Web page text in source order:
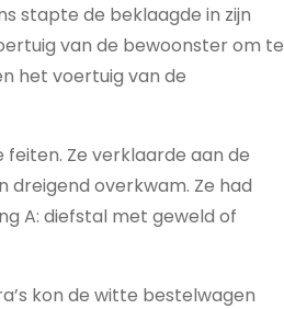
stapte de beklaagde in zijn
van de bewoonster om te
het voertuig van de
Ze verklaarde aan de
dreigend overkwam. Ze had
A: diefstal met geweld of
kon de witte bestelwagen